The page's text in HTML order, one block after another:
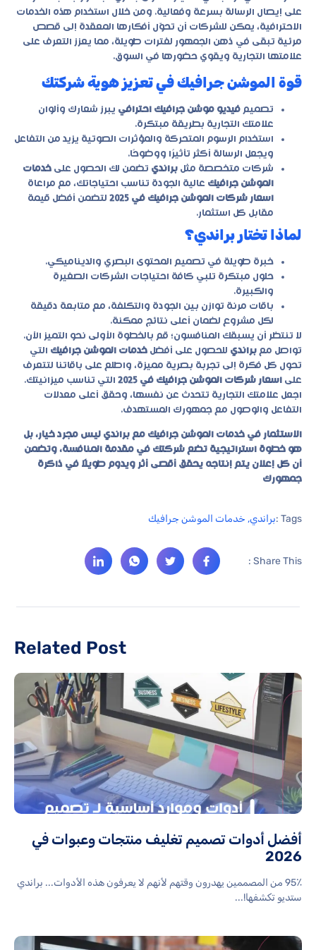
على إيصال الرسالة بسرعة وفعالية. ومن خلال استخدام هذه الخدمات
الاحترافية، يمكن للشركات أن تحوّل أفكارها المعقدة إلى قصص
مرئية تبقى في ذهن الجمهور لفترات طويلة، مما يعزز التعرف على
علامتها التجارية ويقوي حضورها في السوق.
قوة الموشن جرافيك في تعزيز هوية شركتك
تصميم فيديو موشن جرافيك احترافي يبرز شعارك وألوان
علامتك التجارية بطريقة مبتكرة.
استخدام الرسوم المتحركة والمؤثرات الصوتية يزيد من التفاعل
ويجعل الرسالة أكثر تأثيرًا ووضوحًا.
شركات متخصصة مثل براندي تضمن لك الحصول على خدمات
الموشن جرافيك عالية الجودة تناسب احتياجاتك، مع مراعاة
اسعار شركات الموشن جرافيك في 2025
لتضمن أفضل قيمة
مقابل كل استثمار.
لماذا تختار براندي؟
خبرة طويلة في تصميم المحتوى البصري والديناميكي.
حلول مبتكرة تلبي كافة احتياجات الشركات الصغيرة
والكبيرة.
باقات مرنة توازن بين الجودة والتكلفة، مع متابعة دقيقة
لكل مشروع لضمان أعلى نتائج ممكنة.
لا تنتظر أن يسبقك المنافسون؛ قم بالخطوة الأولى نحو التميز الآن.
تواصل مع براندي للحصول على أفضل خدمات الموشن جرافيك التي
تحول كل فكرة إلى تجربة بصرية مميزة، واطلع على باقاتنا لتتعرف
على اسعار شركات الموشن جرافيك في 2025
التي تناسب ميزانيتك.
اجعل علامتك التجارية تتحدث عن نفسها، وحقق أعلى معدلات
التفاعل والوصول مع جمهورك المستهدف.
الاستثمار في خدمات الموشن جرافيك مع براندي ليس مجرد خيار، بل
هو خطوة استراتيجية تضع شركتك في مقدمة المنافسة، وتضمن
أن كل إعلان يتم إنتاجه يحقق أقصى أثر ويدوم طويلًا في ذاكرة
جمهورك
Tags : براندي, خدمات الموشن جرافيك
Share This :
Related Post
أفضل أدوات تصميم تغليف منتجات وعبوات في
2026
95٪ من المصممين يهدرون وقتهم لأنهم لا يعرفون هذه الأدوات... براندي
ستديو تكشفها!...